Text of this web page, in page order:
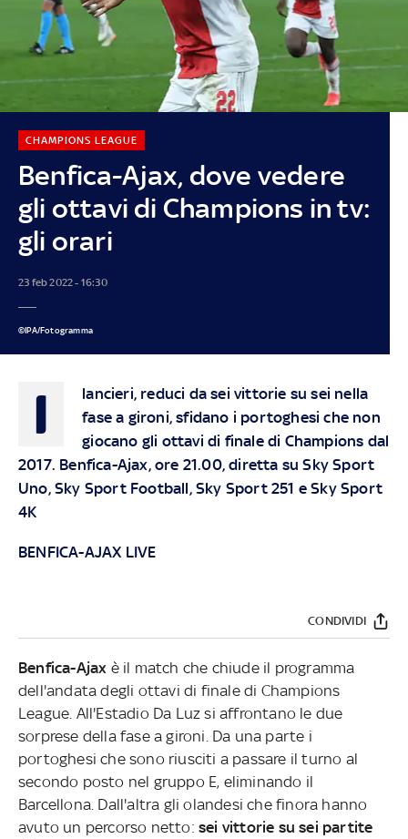
Benfica-Ajax, dove vedere
gli ottavi di Champions in tv:
gli orari
CHAMPIONS LEAGUE
23 feb 2022 - 16:30
©IPA/Fotogramma
I
lancieri, reduci da sei vittorie su sei nella
fase a gironi, sfidano i portoghesi che non
giocano gli ottavi di finale di Champions dal
2017. Benfica-Ajax, ore 21.00, diretta su Sky Sport
Uno, Sky Sport Football, Sky Sport 251 e Sky Sport
4K
BENFICA-AJAX LIVE
CONDIVIDI
Benfica-Ajax è il match che chiude il programma
dell'andata degli ottavi di finale di Champions
League. All'Estadio Da Luz si affrontano le due
sorprese della fase a gironi. Da una parte i
portoghesi che sono riusciti a passare il turno al
secondo posto nel gruppo E, eliminando il
Barcellona. Dall'altra gli olandesi che finora hanno
avuto un percorso netto: sei vittorie su sei partite